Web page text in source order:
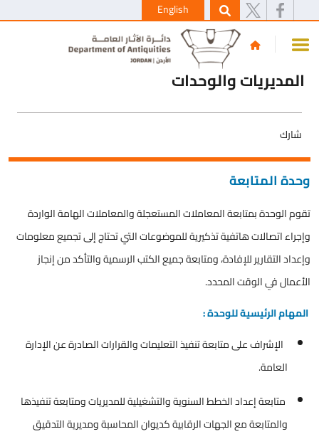
English
المديريات والوحدات
شارك
وحدة المتابعة
تقوم الوحدة بمتابعة المعاملات المستعجلة والمعاملات الهامة الواردة
وإجراء اتصالات هاتفية تذكيرية للموضوعات التي تحتاج إلى تجميع معلومات
وإعداد التقارير للإفادة، ومتابعة جميع الكتب الرسمية والتأكد من إنجاز
الأعمال في الوقت المحدد.
المهام الرئيسية للوحدة :
الإشراف على متابعة تنفيذ التعليمات والقرارات الصادرة عن الإدارة
العامة.
متابعة إعداد الخطط السنوية والتشغيلية للمديريات ومتابعة تنفيذها
والمتابعة مع الجهات الرقابية كديوان المحاسبة ومديرية التدقيق